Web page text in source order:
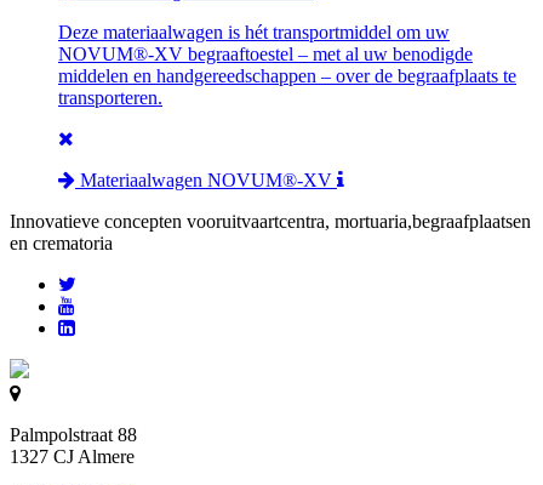
Deze materiaalwagen is hét transportmiddel om uw
NOVUM®-XV begraaftoestel – met al uw benodigde
middelen en handgereedschappen – over de begraafplaats te
transporteren.
Materiaalwagen NOVUM®-XV
Innovatieve concepten vooruitvaartcentra, mortuaria,begraafplaatsen
en crematoria
Palmpolstraat 88
1327 CJ Almere